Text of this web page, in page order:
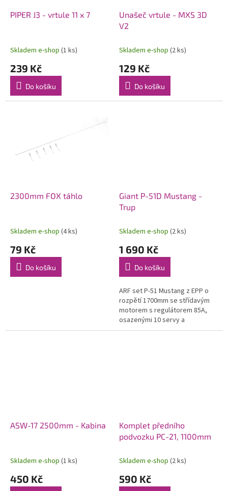
PIPER J3 - vrtule 11 x 7
Skladem e-shop (1 ks)
239 Kč
Do košíku
Unašeč vrtule - MXS 3D
V2
Skladem e-shop (2 ks)
129 Kč
Do košíku
2300mm FOX táhlo
Skladem e-shop (4 ks)
79 Kč
Do košíku
Giant P-51D Mustang -
Trup
Skladem e-shop (2 ks)
1 690 Kč
Do košíku
ARF set P-51 Mustang z EPP o
rozpětí 1700mm se střídavým
motorem s regulátorem 85A,
osazenými 10 servy a
elektrickým zatahovacím
ASW-17 2500mm - Kabina
Skladem e-shop (1 ks)
450 Kč
Komplet předního
podvozku PC-21, 1100mm
Skladem e-shop (2 ks)
590 Kč